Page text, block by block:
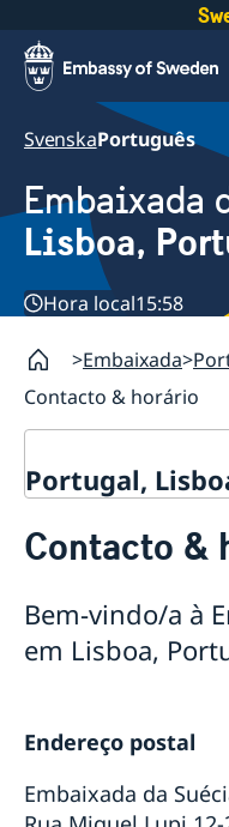
SvenskaPortuguês
Embaixada
Lisboa,
Hora local15:58
Embaixada
Contacto & horário
Portugal,
Portugal na Suécia
Sobre nós
Atualidades
Notícias
Contacto &
Bem-vindo/a à
em Lisboa,
Endereço postal
Embaixada da